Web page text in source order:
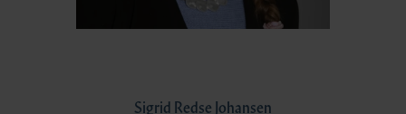
Sigrid Redse Johansen